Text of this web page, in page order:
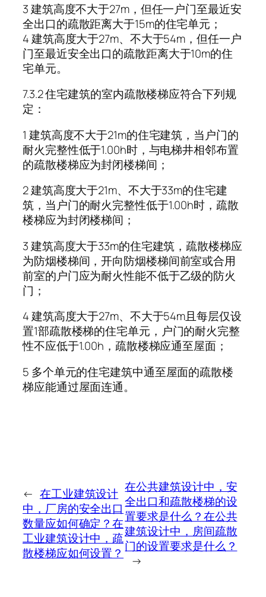
3 建筑高度不大于27m，但任一户门至最近安
全出口的疏散距离大于15m的住宅单元；
4 建筑高度大于27m、不大于54m，但任一户
门至最近安全出口的疏散距离大于10m的住
宅单元。
7.3.2 住宅建筑的室内疏散楼梯应符合下列规
定：
1 建筑高度不大于21m的住宅建筑，当户门的
耐火完整性低于1.00h时，与电梯井相邻布置
的疏散楼梯应为封闭楼梯间；
2 建筑高度大于21m、不大于33m的住宅建
筑，当户门的耐火完整性低于1.00h时，疏散
楼梯应为封闭楼梯间；
3 建筑高度大于33m的住宅建筑，疏散楼梯应
为防烟楼梯间，开向防烟楼梯间前室或合用
前室的户门应为耐火性能不低于乙级的防火
门；
4 建筑高度大于27m、不大于54m且每层仅设
置1部疏散楼梯的住宅单元，户门的耐火完整
性不应低于1.00h，疏散楼梯应通至屋面；
5 多个单元的住宅建筑中通至屋面的疏散楼
梯应能通过屋面连通。
← 在工业建筑设计
中，厂房的安全出口
数量应如何确定？在
工业建筑设计中，疏
散楼梯应如何设置？
在公共建筑设计中，安
全出口和疏散楼梯的设
置要求是什么？在公共
建筑设计中，房间疏散
门的设置要求是什么？
→